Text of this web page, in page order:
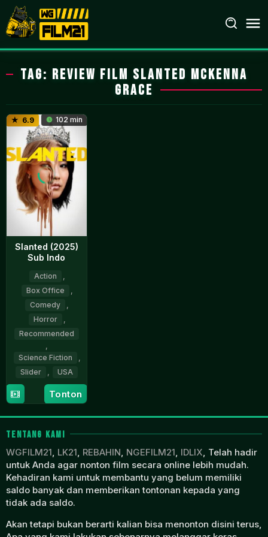
Loncat
ke
konten
Tag: review film Slanted Mckenna
Grace
6.9 102 min
Slanted (2025)
Sub Indo
Action
Box Office
Comedy
Horror
Recommended
Science Fiction
Slider
USA
13
Mar
2026
Amy
Wang
Tonton
TENTANG KAMI
WGFILM21, LK21, REBAHIN, NGEFILM21, IDLIX, Telah hadir
untuk Anda agar nonton film secara online lebih mudah.
Kehadiran kami untuk membantu yang belum memiliki
saldo banyak dan memberikan tontonan kepada yang
tidak ada saldo.
Akan tetapi bukan berarti kalian bisa menonton disini terus,